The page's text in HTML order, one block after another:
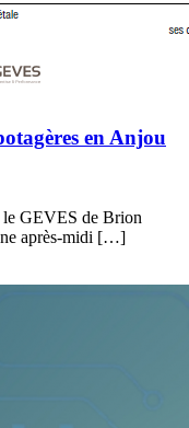
en Anjou
le GEVES de Brion
après-midi […]